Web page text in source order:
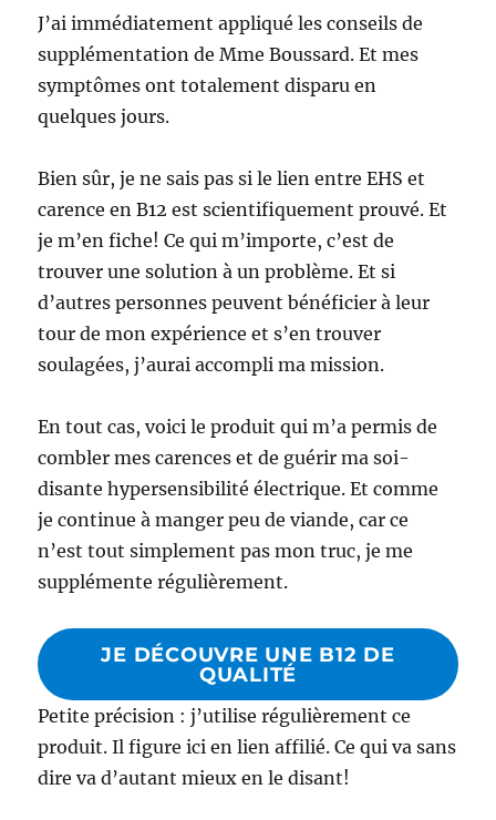
J’ai immédiatement appliqué les conseils de
supplémentation de Mme Boussard. Et mes
symptômes ont totalement disparu en
quelques jours.
Bien sûr, je ne sais pas si le lien entre EHS et
carence en B12 est scientifiquement prouvé. Et
je m’en fiche! Ce qui m’importe, c’est de
trouver une solution à un problème. Et si
d’autres personnes peuvent bénéficier à leur
tour de mon expérience et s’en trouver
soulagées, j’aurai accompli ma mission.
En tout cas, voici le produit qui m’a permis de
combler mes carences et de guérir ma soi-
disante hypersensibilité électrique. Et comme
je continue à manger peu de viande, car ce
n’est tout simplement pas mon truc, je me
supplémente régulièrement.
JE DÉCOUVRE UNE B12 DE
QUALITÉ
Petite précision : j’utilise régulièrement ce
produit. Il figure ici en lien affilié. Ce qui va sans
dire va d’autant mieux en le disant!